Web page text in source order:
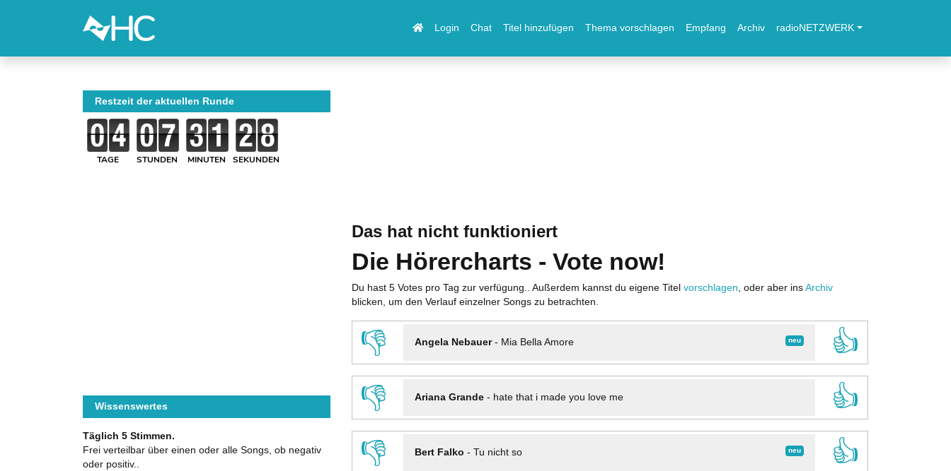
Login Chat Titel hinzufügen Thema vorschlagen Empfang Archiv radioNETZWERK
Das hat nicht funktioniert
Die Hörercharts - Vote now!
Du hast 5 Votes pro Tag zur verfügung.. Außerdem kannst du eigene Titel vorschlagen , oder aber ins Archiv
blicken, um den Verlauf einzelner Songs zu betrachten.
👎 neu
Angela Nebauer- Mia Bella Amore
👍
👎
Ariana Grande- hate that i made you love me
👍
👎
neu
Bert Falko - Tu nicht so
👍
Restzeit der aktuellen Runde
TAGE STUNDEN MINUTEN SEKUNDEN
Wissenswertes
Täglich 5 Stimmen.
Frei verteilbar über einen oder alle Songs, ob negativ
oder positiv..